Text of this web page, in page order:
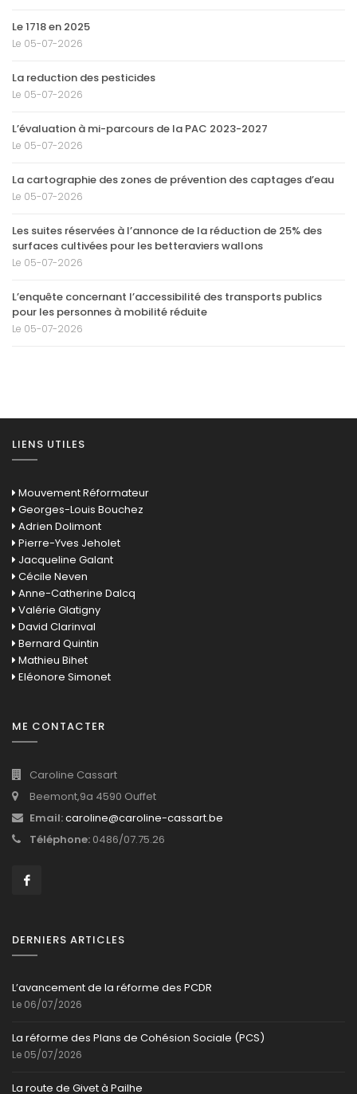
Le 1718 en 2025
Le 05-07-2026
La reduction des pesticides
Le 05-07-2026
L’évaluation à mi-parcours de la PAC 2023-2027
Le 05-07-2026
La cartographie des zones de prévention des captages d’eau
Le 05-07-2026
Les suites réservées à l’annonce de la réduction de 25% des
surfaces cultivées pour les betteraviers wallons
Le 05-07-2026
L’enquête concernant l’accessibilité des transports publics
pour les personnes à mobilité réduite
Le 05-07-2026
LIENS UTILES
Mouvement Réformateur
Georges-Louis Bouchez
Adrien Dolimont
Pierre-Yves Jeholet
Jacqueline Galant
Cécile Neven
Anne-Catherine Dalcq
Valérie Glatigny
David Clarinval
Bernard Quintin
Mathieu Bihet
Eléonore Simonet
ME CONTACTER
Caroline Cassart
Beemont,9a 4590 Ouffet
Email:caroline@caroline-cassart.be
Téléphone: 0486/07.75.26
DERNIERS ARTICLES
L’avancement de la réforme des PCDR
Le 06/07/2026
La réforme des Plans de Cohésion Sociale (PCS)
Le 05/07/2026
La route de Givet à Pailhe